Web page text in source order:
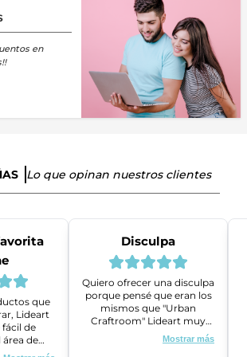
en
Lo que opinan nuestros clientes
que
Lideart
fácil de
área de
amable y
Disculpa
Quiero ofrecer una disculpa
porque pensé que eran los
mismos que "Urban
Craftroom" Lideart muy
amables me ayudaron a
gestionar un problema que
Mostrar más